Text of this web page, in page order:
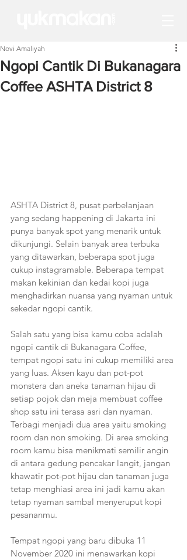
Ngopi Cantik Di Bukanagara
Coffee ASHTA District 8
Novi Amaliyah
ASHTA District 8, pusat perbelanjaan
yang sedang happening di Jakarta ini
punya banyak spot yang menarik untuk
dikunjungi. Selain banyak area terbuka
yang ditawarkan, beberapa spot juga
cukup instagramable. Beberapa tempat
makan kekinian dan kedai kopi juga
menghadirkan nuansa yang nyaman untuk
sekedar ngopi cantik.
Salah satu yang bisa kamu coba adalah
ngopi cantik di Bukanagara Coffee,
tempat ngopi satu ini cukup memiliki area
yang luas. Aksen kayu dan pot-pot
monstera dan aneka tanaman hijau di
setiap pojok dan meja membuat coffee
shop satu ini terasa asri dan nyaman.
Terbagi menjadi dua area yaitu smoking
room dan non smoking. Di area smoking
room kamu bisa menikmati semilir angin
di antara gedung pencakar langit, jangan
khawatir pot-pot hijau dan tanaman juga
tetap menghiasi area ini jadi kamu akan
tetap nyaman sambal menyeruput kopi
pesananmu.
Tempat ngopi yang baru dibuka 11
November 2020 ini menawarkan kopi